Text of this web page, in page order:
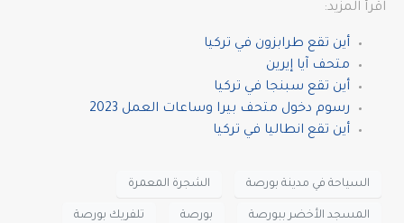
اقرأ المزيد:
أين تقع طرابزون في تركيا
متحف آيا إيرين
أين تقع سبنجا في تركيا
رسوم دخول متحف بيرا وساعات العمل 2023
أين تقع انطاليا في تركيا
السياحة في مدينة بورصة الشجرة المعمرة
المسجد الأخضر ببورصة بورصة تلفريك بورصة